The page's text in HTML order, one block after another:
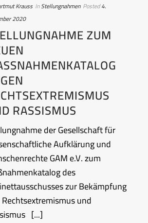
Krauss InStellungnahmen Posted4.
2020
ZUM
G
R
U
RASSISMUS
der Gesellschaft für
Aufklärung und
GAM e.V. zum
des
zur Bekämpfung
und
[...]